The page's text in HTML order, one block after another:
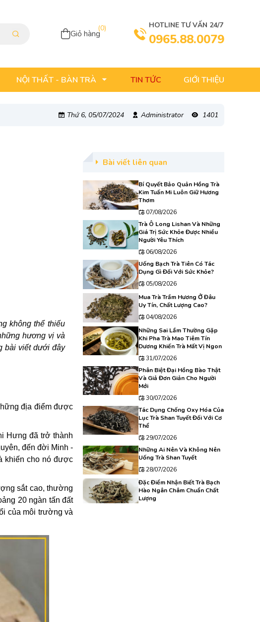
Giỏ hàng
(0) HOTLINE TƯ VẤN 24/7
0965.88.0079
NỘI THẤT - BÀN TRÀ TIN TỨC GIỚI THIỆU
Thứ 6, 05/07/2024 Administrator 1401
không thể thiếu
hương vị và
bài viết dưới đây
địa điểm được
Hưng đã trở thành
đến đời Minh -
khiến cho nó được
sắt cao, thường
20 ngàn tấn đất
của môi trường và
Bài viết liên quan
Bí Quyết Bảo Quản Hồng Trà
Kim Tuấn Mi Luôn Giữ Hương
Thơm
07/08/2026
Trà Ô Long Lishan Và Những
Giá Trị Sức Khỏe Được Nhiều
Người Yêu Thích
06/08/2026
Uống Bạch Trà Tiên Có Tác
Dụng Gì Đối Với Sức Khỏe?
05/08/2026
Mua Trà Trầm Hương Ở Đâu
Uy Tín, Chất Lượng Cao?
04/08/2026
Những Sai Lầm Thường Gặp
Khi Pha Trà Mao Tiêm Tín
Dương Khiến Trà Mất Vị Ngon
31/07/2026
Phân Biệt Đại Hồng Bào Thật
Và Giả Đơn Giản Cho Người
Mới
30/07/2026
Tác Dụng Chống Oxy Hóa Của
Lục Trà Shan Tuyết Đối Với Cơ
Thể
29/07/2026
Những Ai Nên Và Không Nên
Uống Trà Shan Tuyết
28/07/2026
Đặc Điểm Nhận Biết Trà Bạch
Hào Ngân Châm Chuẩn Chất
Lượng